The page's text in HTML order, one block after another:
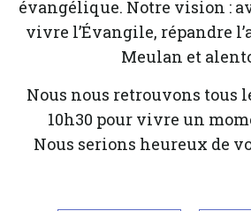
évangélique. Notre vision :
vivre l’Évangile, répandre
Meulan et
Nous nous retrouvons tous
10h30 pour vivre un
Nous serions heureux de